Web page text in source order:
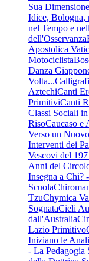
Sua
Idice, Bologna,
nel Tempo e
dell'Osservanza
Apostolica
Motociclista
Danza
Volta...
AztechiCanti
PrimitiviCanti
Classi Sociali
RisoCaucaso e
Verso un
Interventi dei
Vescovi del
Anni del
Insegna a Chi?
Scuola
TzuChymica
SognataCieli
dall'Australia
Lazio Primitivo
Iniziano le
- La Pedagogia